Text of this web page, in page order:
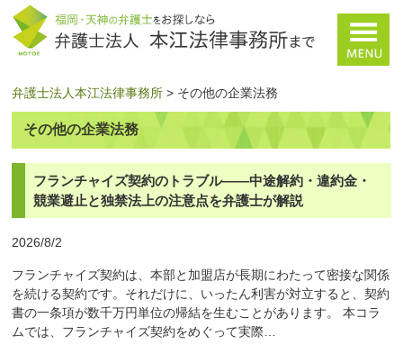
弁護士法人本江法律事務所 > その他の企業法務
その他の企業法務
フランチャイズ契約のトラブル——中途解約・違約金・
競業避止と独禁法上の注意点を弁護士が解説
2026/8/2
フランチャイズ契約は、本部と加盟店が長期にわたって密接な関係
を続ける契約です。それだけに、いったん利害が対立すると、契約
書の一条項が数千万円単位の帰結を生むことがあります。 本コラ
ムでは、フランチャイズ契約をめぐって実際…